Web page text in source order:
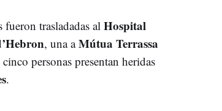
fueron trasladadas alHospital
, una aMútua Terrassa
personas presentan heridas
.